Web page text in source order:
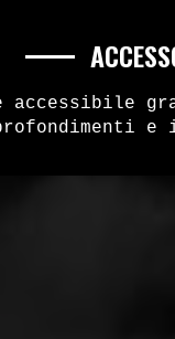
accessibile